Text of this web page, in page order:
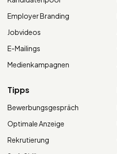
Employer Branding
Jobvideos
E-Mailings
Medienkampagnen
Tipps
Bewerbungsgespräch
Optimale Anzeige
Rekrutierung